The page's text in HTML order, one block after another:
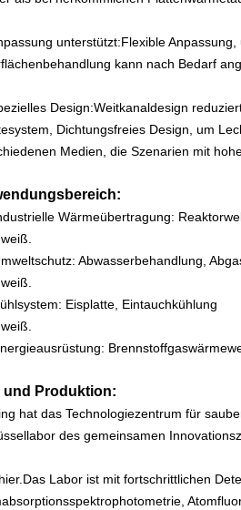
unterstützt:Flexible
kann nach Bedarf
Design:Weitkanaldesign
Dichtungsfreies Design, um
Medien, die Szenarien mit
Wärmeübertragung:
Abwasserbehandlung,
Eisplatte, Eintauchkühlung
und Produktion:
hat das Technologiezentrum für
des gemeinsamen
Das Labor ist mit fortschrittlichen